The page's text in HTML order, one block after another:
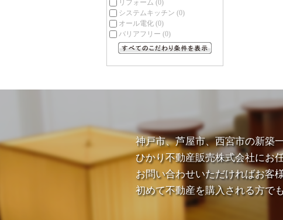
リフォーム (0)
システムキッチン (0)
オール電化 (0)
バリアフリー (0)
神戸市、芦屋市、西宮市の新築
ひかり不動産販売株式会社にお
お問い合わせいただければお客
初めて不動産を購入される方で